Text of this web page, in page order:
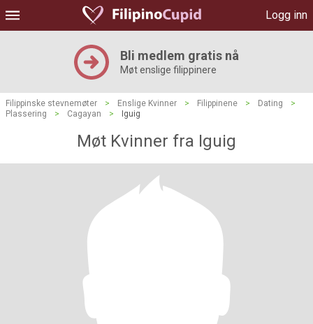
Logg inn
Bli medlem gratis nå
Møt enslige filippinere
Filippinske stevnemøter > Enslige Kvinner > Filippinene > Dating
>
Plassering
> Cagayan > Iguig
Møt Kvinner fra Iguig